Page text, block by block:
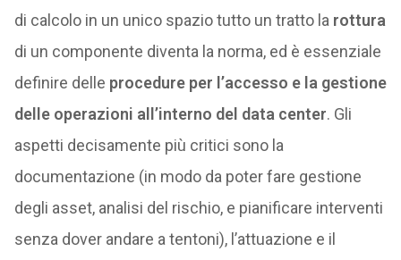
di calcolo in un unico spazio tutto un tratto la rottura
di un componente diventa la norma, ed è essenziale
definire delle procedure per l’accesso e la gestione
delle operazioni all’interno del data center. Gli
aspetti decisamente più critici sono la
documentazione (in modo da poter fare gestione
degli asset, analisi del rischio, e pianificare interventi
senza dover andare a tentoni), l’attuazione e il